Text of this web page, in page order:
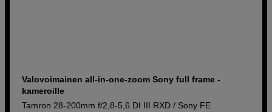
Valovoimainen all-in-one-zoom Sony full frame -
kameroille
Tamron 28-200mm f/2,8-5,6 DI III RXD / Sony FE